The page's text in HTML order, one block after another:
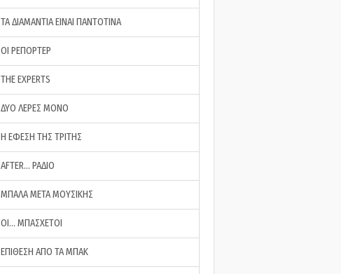
ΤΑ ΔΙΑΜΑΝΤΙΑ ΕΙΝΑΙ ΠΑΝΤΟΤΙΝΑ
ΟΙ ΡΕΠΟΡΤΕΡ
THE EXPERTS
ΔΥΟ ΛΕΡΕΣ ΜΟΝΟ
Η ΕΦΕΣΗ ΤΗΣ ΤΡΙΤΗΣ
AFTER… ΡΑΔΙΟ
ΜΠΑΛΑ ΜΕΤΑ ΜΟΥΣΙΚΗΣ
ΟΙ… ΜΠΑΣΧΕΤΟΙ
ΕΠΙΘΕΣΗ ΑΠΟ ΤΑ ΜΠΑΚ